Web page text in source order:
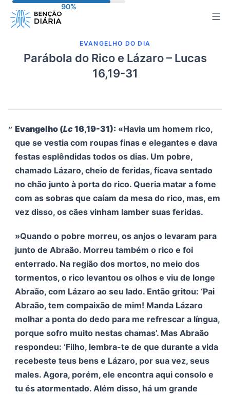
para
conteúdo
EVANGELHO DO DIA
Parábola do Rico e Lázaro – Lucas
16,19-31
Evangelho (Lc16,19-31): «Havia um homem rico,
que se vestia com roupas finas e elegantes e dava
festas esplêndidas todos os dias. Um pobre,
chamado Lázaro, cheio de feridas, ficava sentado
no chão junto à porta do rico. Queria matar a fome
com as sobras que caíam da mesa do rico, mas, em
vez disso, os cães vinham lamber suas feridas.
»Quando o pobre morreu, os anjos o levaram para
junto de Abraão. Morreu também o rico e foi
enterrado. Na região dos mortos, no meio dos
tormentos, o rico levantou os olhos e viu de longe
Abraão, com Lázaro ao seu lado. Então gritou: ‘Pai
Abraão, tem compaixão de mim! Manda Lázaro
molhar a ponta do dedo para me refrescar a língua,
porque sofro muito nestas chamas’. Mas Abraão
respondeu: ‘Filho, lembra-te de que durante a vida
recebeste teus bens e Lázaro, por sua vez, seus
males. Agora, porém, ele encontra aqui consolo e
tu és atormentado. Além disso, há um grande